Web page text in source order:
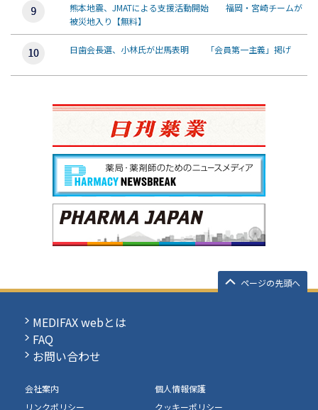
熊本地震、JMATによる支援活動開始 福岡・宮崎チームが
被災地入り【無料】
日歯会長選、小林氏が出馬表明 「会員第一主義」掲げ
ページの先頭へ
MEDIFAX webとは
FAQ
お問い合わせ
会社案内
個人情報保護
リンクポリシー
クッキーポリシー